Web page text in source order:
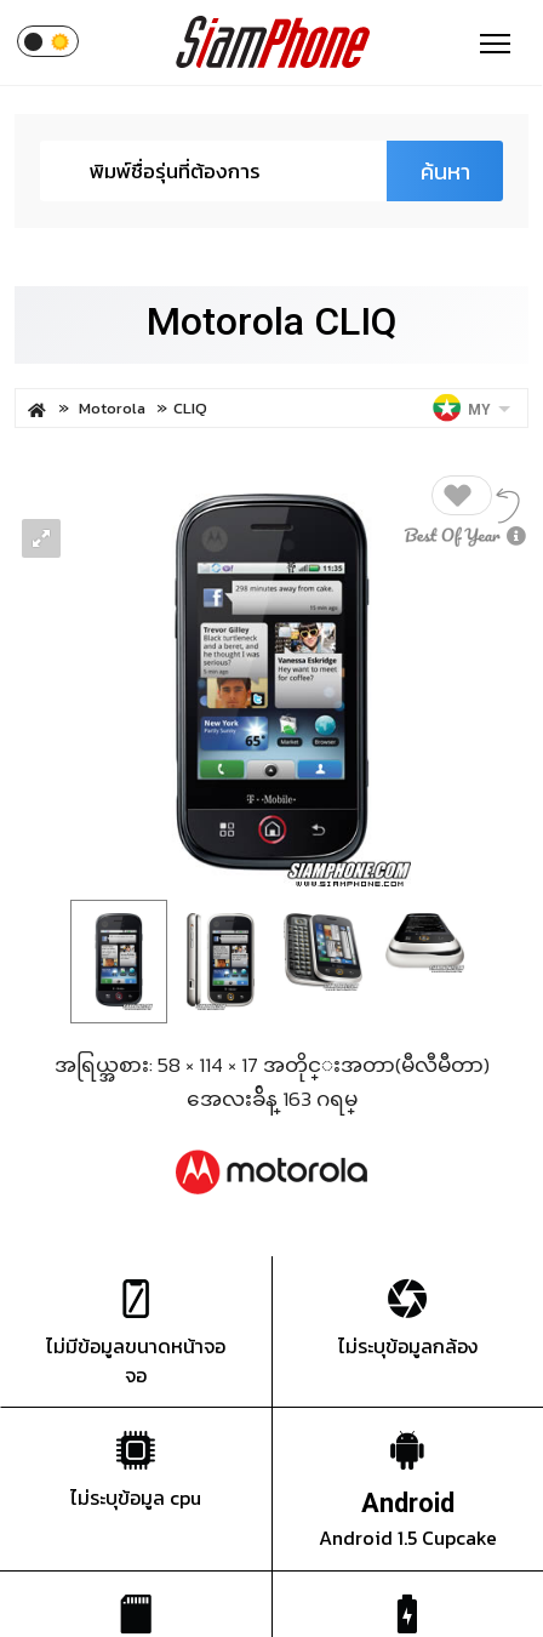
ค้นหา
Motorola CLIQ
Motorola CLIQ MY
အရြယ္အစား: 58 × 114 × 17 အတိုင္းအတာ(မီလီမီတာ)
အေလးခ်ိန္ 163 ဂရမ္
ไม่มีข้อมูลขนาดหน้าจอ
จอ
ไม่ระบุข้อมูลกล้อง
ไม่ระบุข้อมูล cpu Android
Android 1.5 Cupcake